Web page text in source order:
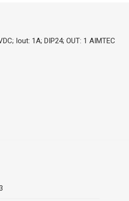
Iout: 1A; DIP24; OUT: 1 AIMTEC